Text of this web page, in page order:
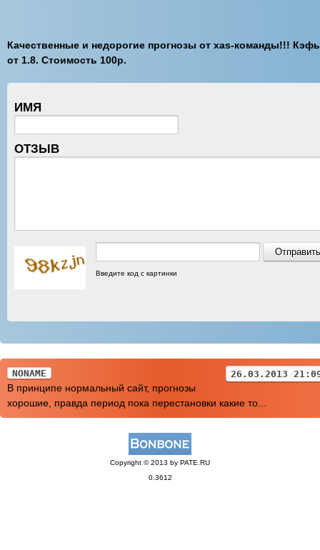
Качественные и недорогие прогнозы от xas-команды!!!
от 1.8. Стоимость 100р.
ИМЯ
ОТЗЫВ
Введите код с картинки
NONAME 26.03.2013
В принципе нормальный сайт, прогнозы
хорошие, правда период пока перестановки какие то...
Copyright © 2013 by PATE.RU
0.3612